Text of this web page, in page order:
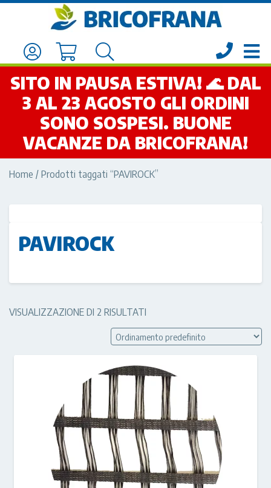
SITO IN PAUSA ESTIVA! 🌊 DAL
3 AL 23 AGOSTO GLI ORDINI
SONO SOSPESI. BUONE
VACANZE DA BRICOFRANA!
Home / Prodotti taggati “PAVIROCK”
PAVIROCK
VISUALIZZAZIONE DI 2 RISULTATI